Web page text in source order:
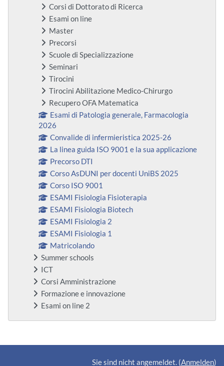
Corsi di Dottorato di Ricerca
Esami on line
Master
Precorsi
Scuole di Specializzazione
Seminari
Tirocini
Tirocini Abilitazione Medico-Chirurgo
Recupero OFA Matematica
Esami di Patologia generale, Farmacologia
2026
Convalide di infermieristica 2025-26
La linea guida ISO 9001 e la sua applicazione
Precorso DTI
Corso AsDUNI per docenti UniBS 2025
Corso ISO 9001
ESAMI Fisiologia Fisioterapia
ESAMI Fisiologia Biotech
ESAMI Fisiologia 2
ESAMI Fisiologia 1
Matricolando
Summer schools
ICT
Corsi Amministrazione
Formazione e innovazione
Esami on line 2
Ergänzungsblöcke
Sie sind nicht angemeldet. (Anmelden)